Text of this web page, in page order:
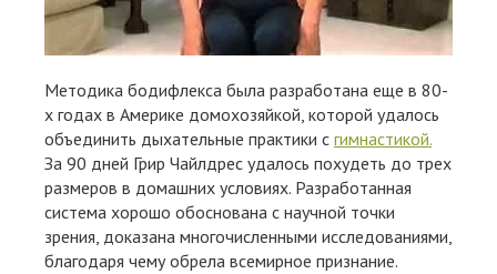
Методика бодифлекса была разработана еще в 80-
х годах в Америке домохозяйкой, которой удалось
объединить дыхательные практики с гимнастикой.
За 90 дней Грир Чайлдрес удалось похудеть до трех
размеров в домашних условиях. Разработанная
система хорошо обоснована с научной точки
зрения, доказана многочисленными исследованиями,
благодаря чему обрела всемирное признание.